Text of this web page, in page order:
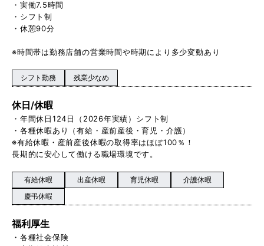
・実働7.5時間
・シフト制
・休憩90分
※時間帯は勤務店舗の営業時間や時期により多少変動あり
シフト勤務 残業少なめ
休日/休暇
・年間休日124日（2026年実績）シフト制
・各種休暇あり（有給・産前産後・育児・介護）
※有給休暇・産前産後休暇の取得率はほぼ100％！
長期的に安心して働ける職場環境です。
有給休暇 出産休暇 育児休暇
介護休暇
慶弔休暇
福利厚生
・各種社会保険